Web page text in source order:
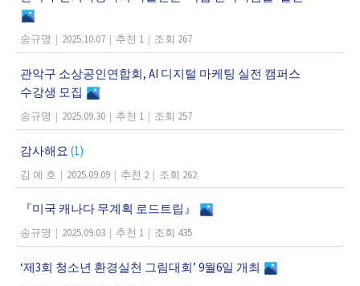
송규명 | 2025.10.07 | 추천 1 | 조회 267
관악구 소상공인연합회, AI 디지털 마케팅 실전 캠퍼스
수강생 모집
송규명 | 2025.09.30 | 추천 1 | 조회 257
감사해요 (1)
김 예 호 | 2025.09.09 | 추천 2 | 조회 262
『미국 캐나다 무계획 로드트립』
송규명 | 2025.09.03 | 추천 1 | 조회 435
‘제3회 청소년 환경실천 그림대회’ 9월6일 개최